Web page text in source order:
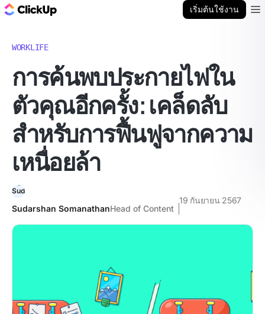
เริ่มต้นใช้งาน
WORKLIFE
การค้นพบประกายไฟใน
ตัวคุณอีกครั้ง: เคล็ดลับ
สำหรับการฟื้นฟูจากความ
เหนื่อยล้า
Sudarshan SomanathanHead of Content
19 กันยายน 2567